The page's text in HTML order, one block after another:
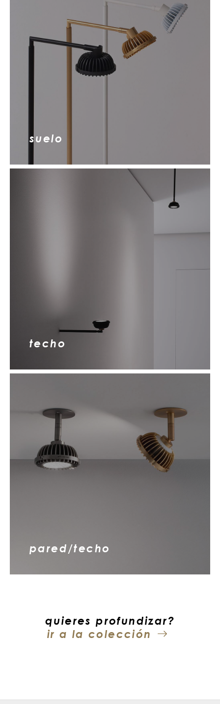
suelo
techo
pared/techo
quieres profundizar?
ir a la colección